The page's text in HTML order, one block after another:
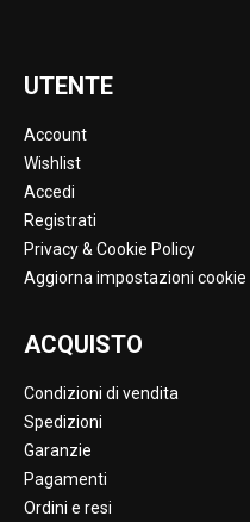
UTENTE
Account
Wishlist
Accedi
Registrati
Privacy & Cookie Policy
Aggiorna impostazioni cookie
ACQUISTO
Condizioni di vendita
Spedizioni
Garanzie
Pagamenti
Ordini e resi